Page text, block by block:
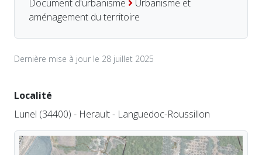
Document d'urbanisme
Urbanisme et
aménagement du territoire
Dernière mise à jour le 28 juillet 2025
Localité
Lunel (34400) - Herault - Languedoc-Roussillon